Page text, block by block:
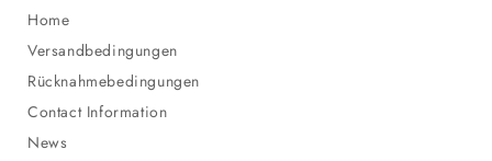
Home
Versandbedingungen
Rücknahmebedingungen
Contact Information
News